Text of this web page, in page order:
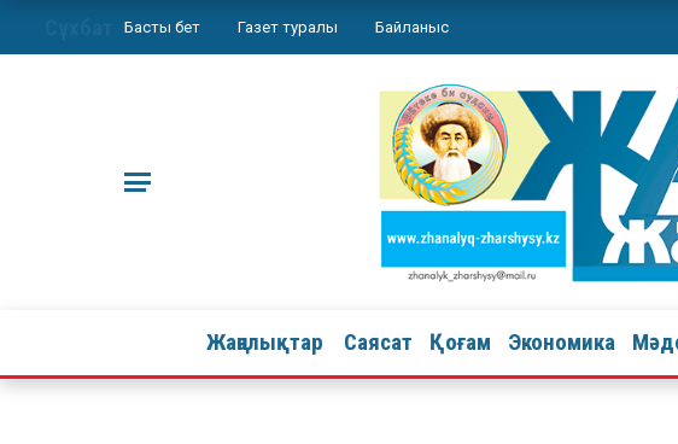
Басты бет Газет туралы Байланыс
Жаңалықтар Саясат Қоғам Экономика